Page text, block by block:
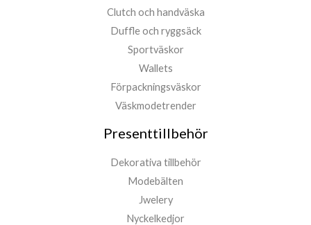
Clutch och handväska
Duffle och ryggsäck
Sportväskor
Wallets
Förpackningsväskor
Väskmodetrender
Presenttillbehör
Dekorativa tillbehör
Modebälten
Jwelery
Nyckelkedjor